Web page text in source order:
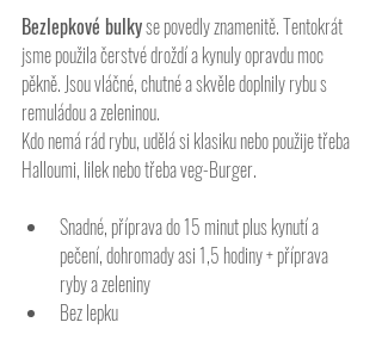
Bezlepkové bulky se povedly znamenitě. Tentokrát
jsme použila čerstvé droždí a kynuly opravdu moc
pěkně. Jsou vláčné, chutné a skvěle doplnily rybu s
remuládou a zeleninou.
Kdo nemá rád rybu, udělá si klasiku nebo použije třeba
Halloumi, lilek nebo třeba veg-Burger.
Snadné, příprava do 15 minut plus kynutí a
pečení, dohromady asi 1,5 hodiny + příprava
ryby a zeleniny
Bez lepku